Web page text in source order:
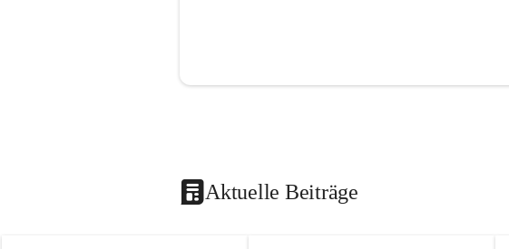
Aktuelle Beiträge